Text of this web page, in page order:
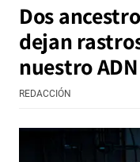
Dos
dejan
nuestro
REDACCIÓN